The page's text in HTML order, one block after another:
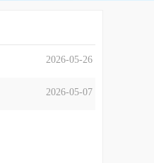
2026-05-26
2026-05-07